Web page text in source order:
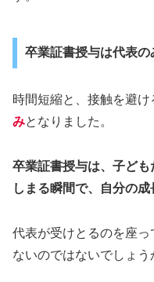
卒業証書授与は代表の
時間短縮と、接触を避け
みとなりました。
卒業証書授与は、子ど
しまる瞬間で、自分の
代表が受けとるのを座
ないのではないでしょう